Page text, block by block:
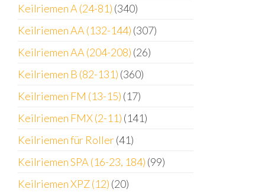
Keilriemen A (24-81) (340)
Keilriemen AA (132-144) (307)
Keilriemen AA (204-208) (26)
Keilriemen B (82-131) (360)
Keilriemen FM (13-15) (17)
Keilriemen FMX (2-11) (141)
Keilriemen für Roller(41)
Keilriemen SPA (16-23, 184) (99)
Keilriemen XPZ (12) (20)